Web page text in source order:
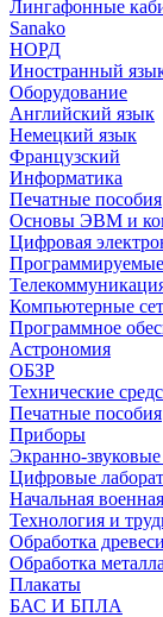
Лингафонные
Sanako
НОРД
Иностранный
Оборудование
Английский язык
Немецкий язык
Французский
Информатика
Печатные пособия
Основы ЭВМ и
Цифровая
Компьютерные
Программное
Астрономия
ОБЗР
Технические
Печатные пособия
Приборы
Экранно-звуковые
Цифровые
Начальная
Технология и
Обработка
Обработка металла
Плакаты
БАС И БПЛА